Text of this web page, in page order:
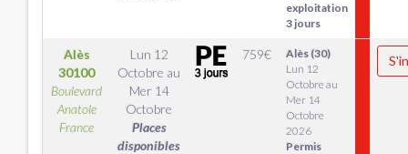
exploitation
3 jours
Alès
30100
Boulevard
Anatole
France
Lun 12
Octobre au
Mer 14
Octobre
Places
disponibles
759€
Alès (30)
Lun 12
Octobre au
Mer 14
Octobre
2026
Permis